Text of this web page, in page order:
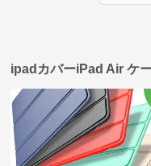
ipadカバーiPad Air ケ